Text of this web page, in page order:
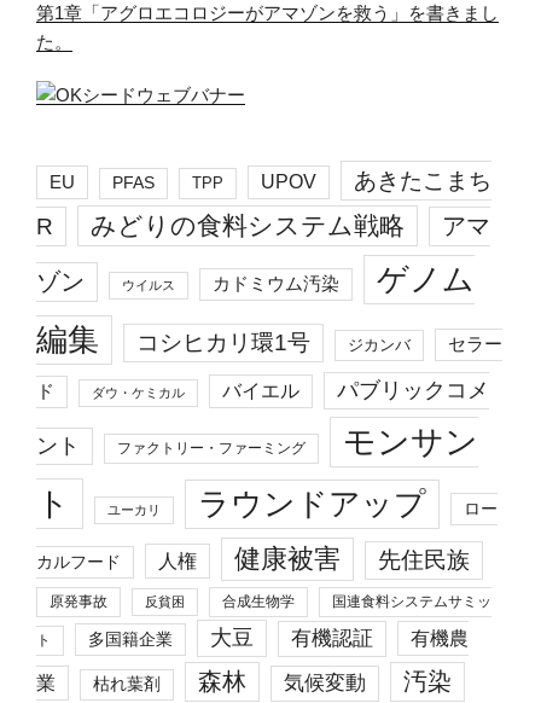
第1章「アグロエコロジーがアマゾンを救う」を書きまし
た。
EU PFAS TPP UPOV
あきたこまち
R
みどりの食料システム戦略 アマ
ゾン ウイルス カドミウム汚染
ゲノム
編集
コシヒカリ環1号 ジカンバ セラー
ド ダウ・ケミカル バイエル パブリックコメ
ント ファクトリー・ファーミング
モンサン
ト
ユーカリ ラウンドアップ ロー
カルフード 人権 健康被害 先住民族
原発事故 反貧困 合成生物学 国連食料システムサミッ
ト 多国籍企業 大豆 有機認証 有機農
業 枯れ葉剤 森林 気候変動 汚染